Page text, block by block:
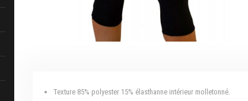
Texture 85% polyester 15% élasthanne intérieur molletonné.